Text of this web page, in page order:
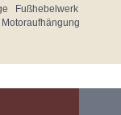
Fußhebelwerk
Motoraufhängung